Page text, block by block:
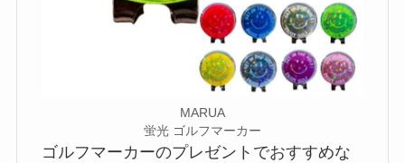
MARUA
蛍光 ゴルフマーカー
ゴルフマーカーのプレゼントでおすすめな